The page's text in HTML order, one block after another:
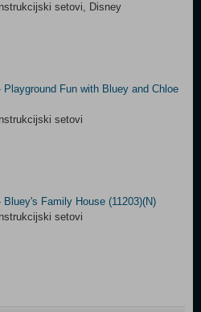
setovi, Disney
Playground Fun with Bluey and Chloe
setovi
Bluey's Family House (11203)(N)
setovi